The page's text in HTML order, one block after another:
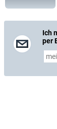
Ich
per